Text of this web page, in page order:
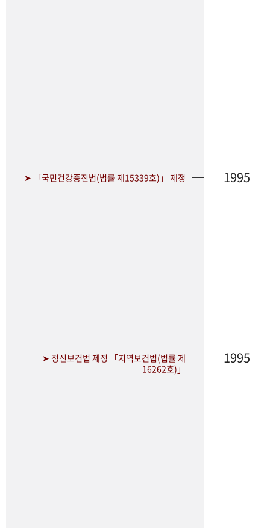
➤ 「국민건강증진법(법률 제15339호)」 제정 1995
➤ 정신보건법 제정 「지역보건법(법률 제
16262호)」
1995